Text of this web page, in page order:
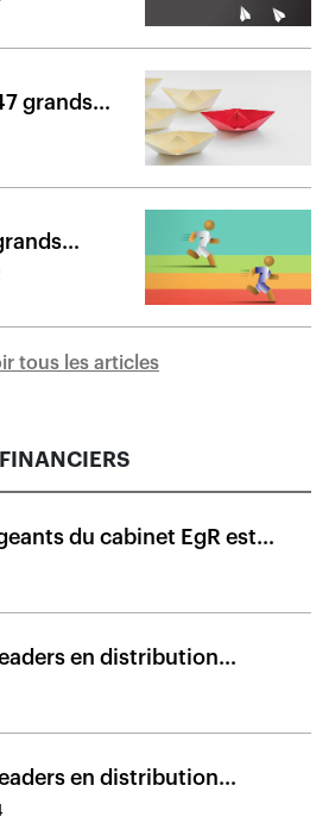
grands
à la fin
tous les articles
du cabinet EgR est
en distribution
à la fin de 2024
en distribution
à la mi-2024